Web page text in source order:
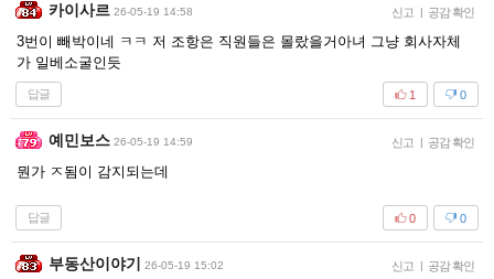
카이사르 26-05-19 14:58 신고 | 공감 확인
3번이 빼박이네 ㅋㅋ 저 조항은 직원들은 몰랐을거아녀 그냥 회사자체
가 일베소굴인듯
답글 0
1
예민보스 26-05-19 14:59 신고 | 공감 확인
뭔가 ㅈ됨이 감지되는데
답글 0
0
부동산이야기 26-05-19 15:02 신고 | 공감 확인